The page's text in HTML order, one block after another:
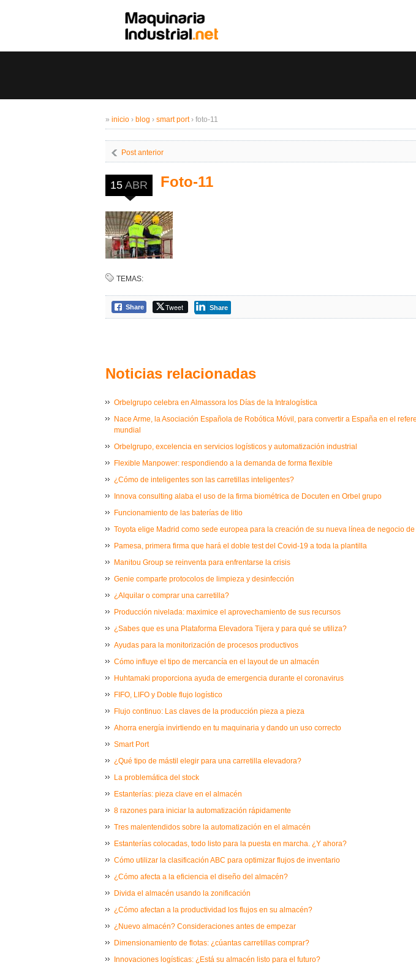
» inicio › blog › smart port› foto-11
Post anterior
Foto-11
15 ABR
TEMAS:
Share Tweet Share
Noticias relacionadas
Orbelgrupo celebra en Almassora los Días de la Intralogística
Nace Arme, la Asociación Española de Robótica Móvil, para convertir a España en el
mundial
Orbelgrupo, excelencia en servicios logísticos y automatización industrial
Flexible Manpower: respondiendo a la demanda de forma flexible
¿Cómo de inteligentes son las carretillas inteligentes?
Innova consulting alaba el uso de la firma biométrica de Docuten en Orbel grupo
Funcionamiento de las baterías de litio
Toyota elige Madrid como sede europea para la creación de su nueva línea de negocio
Pamesa, primera firma que hará el doble test del Covid-19 a toda la plantilla
Manitou Group se reinventa para enfrentarse la crisis
Genie comparte protocolos de limpieza y desinfección
¿Alquilar o comprar una carretilla?
Producción nivelada: maximice el aprovechamiento de sus recursos
¿Sabes que es una Plataforma Elevadora Tijera y para qué se utiliza?
Ayudas para la monitorización de procesos productivos
Cómo influye el tipo de mercancía en el layout de un almacén
Huhtamaki proporciona ayuda de emergencia durante el coronavirus
FIFO, LIFO y Doble flujo logístico
Flujo continuo: Las claves de la producción pieza a pieza
Ahorra energía invirtiendo en tu maquinaria y dando un uso correcto
Smart Port
¿Qué tipo de mástil elegir para una carretilla elevadora?
La problemática del stock
Estanterías: pieza clave en el almacén
8 razones para iniciar la automatización rápidamente
Tres malentendidos sobre la automatización en el almacén
Estanterías colocadas, todo listo para la puesta en marcha. ¿Y ahora?
Cómo utilizar la clasificación ABC para optimizar flujos de inventario
¿Cómo afecta a la eficiencia el diseño del almacén?
Divida el almacén usando la zonificación
¿Cómo afectan a la productividad los flujos en su almacén?
¿Nuevo almacén? Consideraciones antes de empezar
Dimensionamiento de flotas: ¿cúantas carretillas comprar?
Innovaciones logísticas: ¿Está su almacén listo para el futuro?